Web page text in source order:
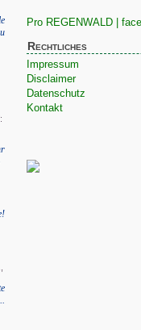
Pro REGENWALD |
Rechtliches
Impressum
Disclaimer
Datenschutz
Kontakt